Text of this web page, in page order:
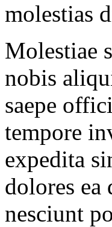
molestias
Molestiae
nobis
saepe
tempore
expedita
dolores ea
nesciunt